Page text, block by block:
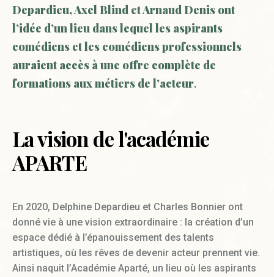
Depardieu, Axel Blind et Arnaud Denis ont
l’idée d’un lieu dans lequel les aspirants
comédiens et les comédiens professionnels
auraient accès à une offre complète de
formations aux métiers de l’acteur.
La vision de l'académie
APARTE
En 2020, Delphine Depardieu et Charles Bonnier ont
donné vie à une vision extraordinaire : la création d’un
espace dédié à l’épanouissement des talents
artistiques, où les rêves de devenir acteur prennent vie.
Ainsi naquit l’Académie Aparté, un lieu où les aspirants